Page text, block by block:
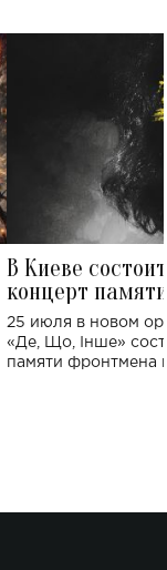
В Киеве
концерт
Клименко:
исполнят песни
25 июля в новом
«Де, Що, Інше»
памяти фронтмена